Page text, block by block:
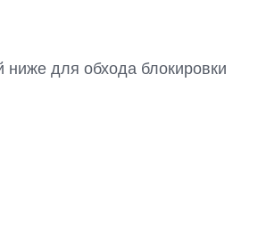
для обхода блокировки